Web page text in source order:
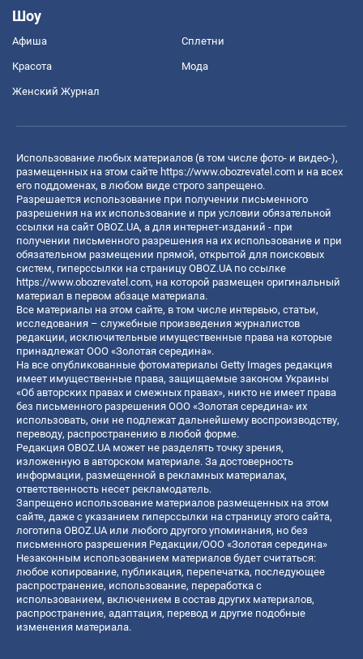
Шоу
Афиша Сплетни
Красота Мода
Женский Журнал
Использование любых материалов (в том числе фото- и видео-),
размещенных на этом сайте https://www.obozrevatel.com и на всех
его поддоменах, в любом виде строго запрещено.
Разрешается использование при получении письменного
разрешения на их использование и при условии обязательной
ссылки на сайт OBOZ.UA, а для интернет-изданий - при
получении письменного разрешения на их использование и при
обязательном размещении прямой, открытой для поисковых
систем, гиперссылки на страницу OBOZ.UA по ссылке
https://www.obozrevatel.com, на которой размещен оригинальный
материал в первом абзаце материала.
Все материалы на этом сайте, в том числе интервью, статьи,
исследования – служебные произведения журналистов
редакции, исключительные имущественные права на которые
принадлежат ООО «Золотая середина».
На все опубликованные фотоматериалы Getty Images редакция
имеет имущественные права, защищаемые законом Украины
«Об авторских правах и смежных правах», никто не имеет права
без письменного разрешения ООО «Золотая середина» их
использовать, они не подлежат дальнейшему воспроизводству,
переводу, распространению в любой форме.
Редакция OBOZ.UA может не разделять точку зрения,
изложенную в авторском материале. За достоверность
информации, размещенной в рекламных материалах,
ответственность несет рекламодатель.
Запрещено использование материалов размещенных на этом
сайте, даже с указанием гиперссылки на страницу этого сайта,
логотипа OBOZ.UA или любого другого упоминания, но без
письменного разрешения Редакции/ООО «Золотая середина»
Незаконным использованием материалов будет считаться:
любое копирование, публикация, перепечатка, последующее
распространение, использование, переработка с
использованием, включением в состав других материалов,
распространение, адаптация, перевод и другие подобные
изменения материала.